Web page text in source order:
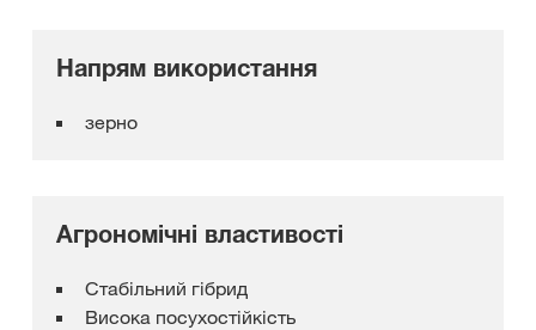
Напрям використання
зерно
Агрономічні властивості
Стабільний гібрид
Висока посухостійкість